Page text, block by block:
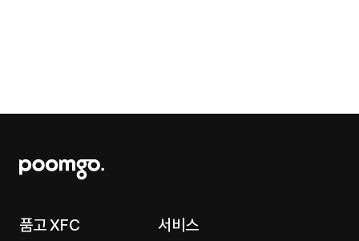
품고 XFC 서비스